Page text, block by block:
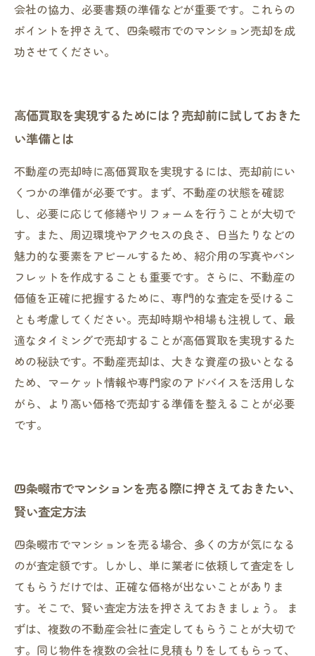
会社の協力、必要書類の準備などが重要です。これらの
ポイントを押さえて、四条畷市でのマンション売却を成
功させてください。
高価買取を実現するためには？売却前に試しておきた
い準備とは
不動産の売却時に高価買取を実現するには、売却前にい
くつかの準備が必要です。まず、不動産の状態を確認
し、必要に応じて修繕やリフォームを行うことが大切で
す。また、周辺環境やアクセスの良さ、日当たりなどの
魅力的な要素をアピールするため、紹介用の写真やパン
フレットを作成することも重要です。さらに、不動産の
価値を正確に把握するために、専門的な査定を受けるこ
とも考慮してください。売却時期や相場も注視して、最
適なタイミングで売却することが高価買取を実現するた
めの秘訣です。不動産売却は、大きな資産の扱いとなる
ため、マーケット情報や専門家のアドバイスを活用しな
がら、より高い価格で売却する準備を整えることが必要
です。
四条畷市でマンションを売る際に押さえておきたい、
賢い査定方法
四条畷市でマンションを売る場合、多くの方が気になる
のが査定額です。しかし、単に業者に依頼して査定をし
てもらうだけでは、正確な価格が出ないことがありま
す。そこで、賢い査定方法を押さえておきましょう。 ま
ずは、複数の不動産会社に査定してもらうことが大切で
す。同じ物件を複数の会社に見積もりをしてもらって、